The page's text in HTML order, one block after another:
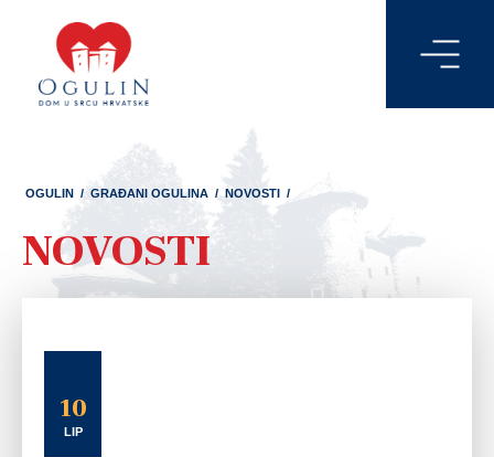
OGULIN / GRAĐANI OGULINA / NOVOSTI /
NOVOSTI
10
LIP